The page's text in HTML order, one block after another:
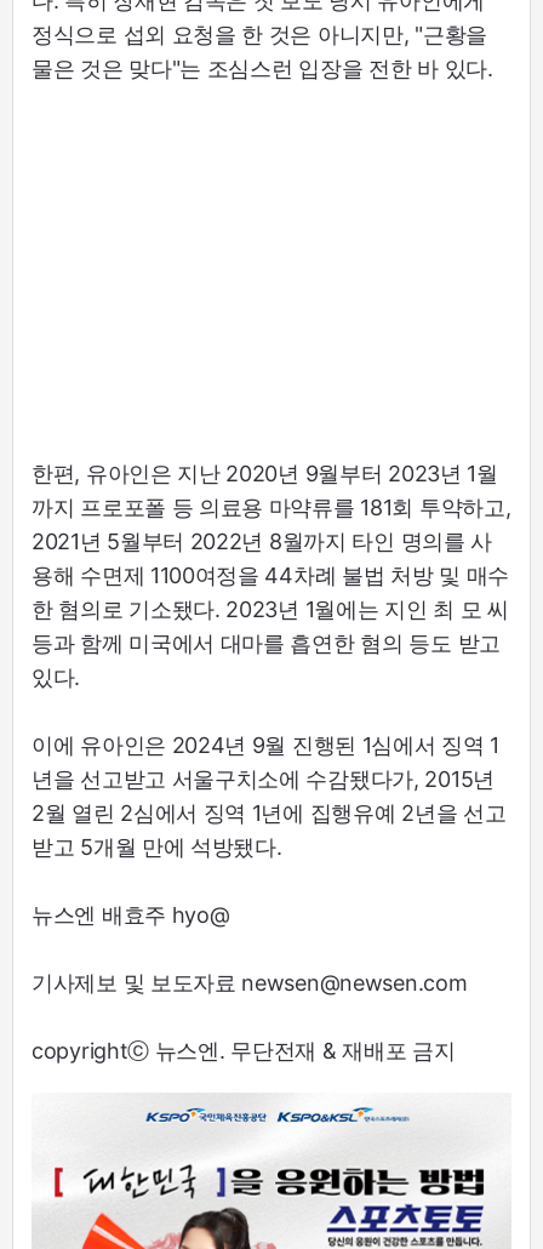
정식으로 섭외 요청을 한 것은 아니지만, "근황을
물은 것은 맞다"는 조심스런 입장을 전한 바 있다.
한편, 유아인은 지난 2020년 9월부터 2023년 1월
까지 프로포폴 등 의료용 마약류를 181회 투약하고,
2021년 5월부터 2022년 8월까지 타인 명의를 사
용해 수면제 1100여정을 44차례 불법 처방 및 매수
한 혐의로 기소됐다. 2023년 1월에는 지인 최 모 씨
등과 함께 미국에서 대마를 흡연한 혐의 등도 받고
있다.
이에 유아인은 2024년 9월 진행된 1심에서 징역 1
년을 선고받고 서울구치소에 수감됐다가, 2015년
2월 열린 2심에서 징역 1년에 집행유예 2년을 선고
받고 5개월 만에 석방됐다.
뉴스엔 배효주 hyo@
기사제보 및 보도자료 newsen@newsen.com
copyrightⓒ 뉴스엔. 무단전재 & 재배포 금지